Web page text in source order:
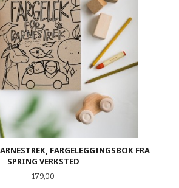
FARGELEGGINGSBOK FRA
SPRING VERKSTED
Pris
179,00